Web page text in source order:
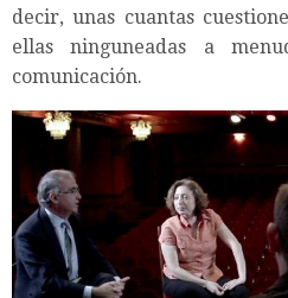
decir, unas cuantas
ellas ninguneadas a
comunicación.